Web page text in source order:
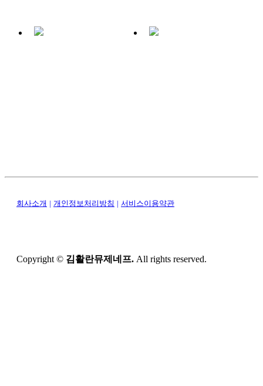
회사소개 | 개인정보처리방침 | 서비스이용약관
Copyright © 김활란뮤제네프. All rights reserved.